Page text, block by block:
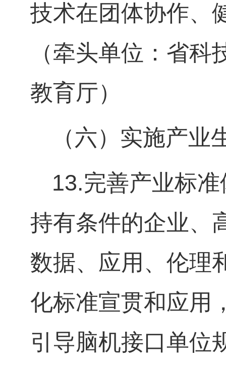
技术在团体协作、
（牵头单位：省
教育厅）
（六）实施产业
13.完善产业标
持有条件的企业、
数据、应用、伦理
化标准宣贯和应用
引导脑机接口单位